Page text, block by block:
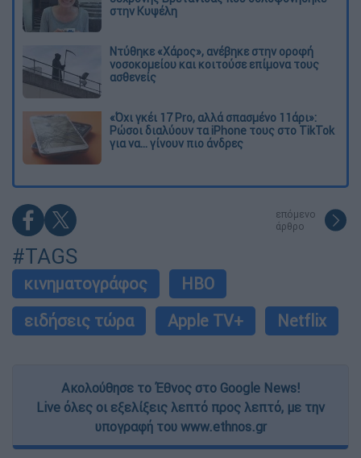
στην Κυψέλη
Ντύθηκε «Χάρος», ανέβηκε στην οροφή
νοσοκομείου και κοιτούσε επίμονα τους
ασθενείς
«Όχι γκέι 17 Pro, αλλά σπασμένο 11άρι»:
Ρώσοι διαλύουν τα iPhone τους στο TikTok
για να... γίνουν πιο άνδρες
επόμενο
άρθρο
#TAGS
κινηματογράφος
HBO
ειδήσεις τώρα
Apple TV+ Netflix
Ακολούθησε το Έθνος στο Google News!
Live όλες οι εξελίξεις λεπτό προς λεπτό, με την
υπογραφή του www.ethnos.gr